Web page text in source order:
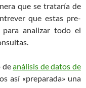
que se trataría de
que estas pre-
analizar todo el
deanálisis de datos de
así «preparada» una